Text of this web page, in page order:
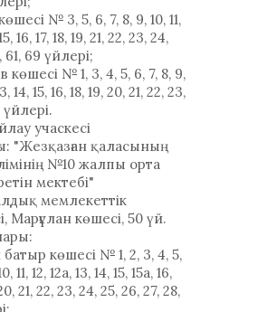
№ 3, 5, 6, 7, 8, 9, 10, 11,
16, 17, 18, 19, 21, 22, 23, 24,
61, 69 үйлері;
көшесі № 1, 3, 4, 5, 6, 7, 8, 9,
14, 15, 16, 18, 19, 20, 21, 22, 23,
үйлері.
учаскесі
"Жезқазған қаласының
№10 жалпы орта
мектебі"
мемлекеттік
Марғұлан көшесі, 50 үй.
көшесі № 1, 2, 3, 4, 5,
11, 12, 12а, 13, 14, 15, 15а, 16,
21, 22, 23, 24, 25, 26, 27, 28,